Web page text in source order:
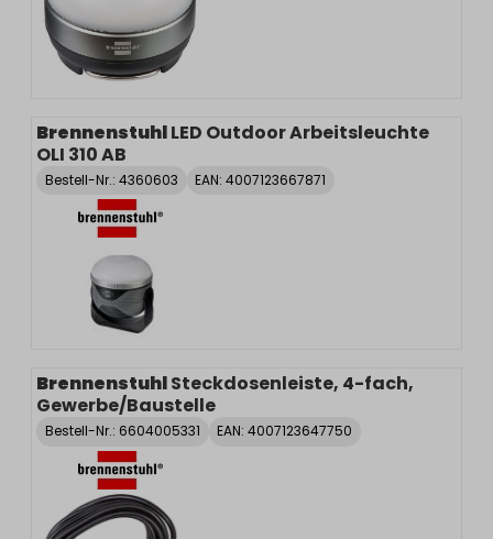
BrennenstuhlLED Outdoor Arbeitsleuchte
OLI 310 AB
Bestell-Nr.: 4360603 EAN: 4007123667871
BrennenstuhlSteckdosenleiste, 4-fach,
Gewerbe/Baustelle
Bestell-Nr.: 6604005331 EAN: 4007123647750